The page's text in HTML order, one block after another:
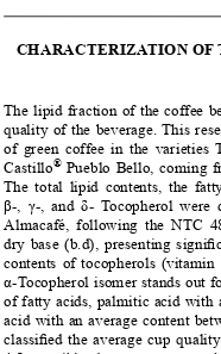
CHARACTERIZATION OF
The lipid fraction of the coffee
quality  of  the  beverage.  This
of  green  coffee  in  the  varieties
Castillo®
Pueblo  Bello,  coming
The total lipid contents, the
β-, γ-, and δ- Tocopherol were
Almacafé, following the NTC
dry base (b.d), presenting
contents of tocopherols
α-Tocopherol isomer stands out
of fatty acids, palmitic acid with
acid with an average content
classified the average cup